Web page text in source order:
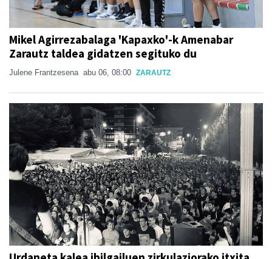
Mikel Agirrezabalaga 'Kapaxko'-k Amenabar
Zarautz taldea gidatzen segituko du
Julene Frantzesena abu 06, 08:00 ZARAUTZ